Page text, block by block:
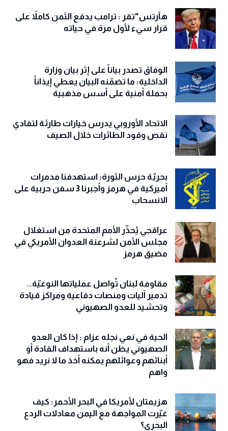
هآرتس"تقر : ترامب يدفع الثمن كاملاً على
قرار سيء لأول مرة في حياته
الوفاق تصدر بياناً على إثر بيان وزارة
الداخلية: ما تضمّنه البيان يعطي إيذاناً
بحملة أمنية على أسس مذهبية
الاتحاد الأوروبي يدرس خيارات طارئة لتفادي
نقص وقود الطائرات خلال الصيف
بحريّة حرس الثورة: استهدفنا مدمرات
أميركية في هرمز وأجبرنا 3 سفن حربية على
الانسحاب
عراقجي يُحذّر الأمم المتحدة من استغلال
مجلس الأمن لشرعنة العدوان الأمريكي في
مضيق هرمز
مقاومة لبنان تُواصل عملياتها النوعيّة..
تدمير آليات ومنصات دفاعية ومراكز قيادة
وتحشيد للعدو الصهيوني
الحية في نعي نجله عزام : إذا كان العدو
الصهيوني يظن أنه باستهداف القادة أو
أبنائهم وعوائلهم يمكنه أخذ ما لا نريد فهو
واهم
هزيمتان لأمريكا في البحر الأحمر: كيف
غيّرت المواجهة مع اليمن معادلات الردع
البحري؟